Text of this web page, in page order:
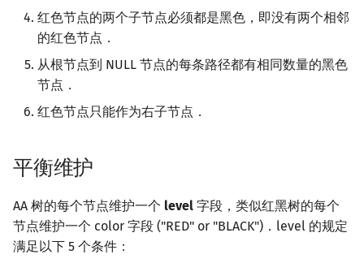
莫比乌斯反演
类欧几里德算法
Berlekamp–Massey 算法
网络流
图的匹配
Prüfer 序列
LGV 引理
最大团搜索算法
支配树
红色节点的两个子节点必须都是黑色，即没有两个相邻
的红色节点．
从根节点到 NULL 节点的每条路径都有相同数量的黑色
节点．
红色节点只能作为右子节点．
平衡维护
AA 树的每个节点维护一个 level 字段，类似红黑树的每个
节点维护一个 color 字段 ("RED" or "BLACK")．level 的规定
满足以下 5 个条件：